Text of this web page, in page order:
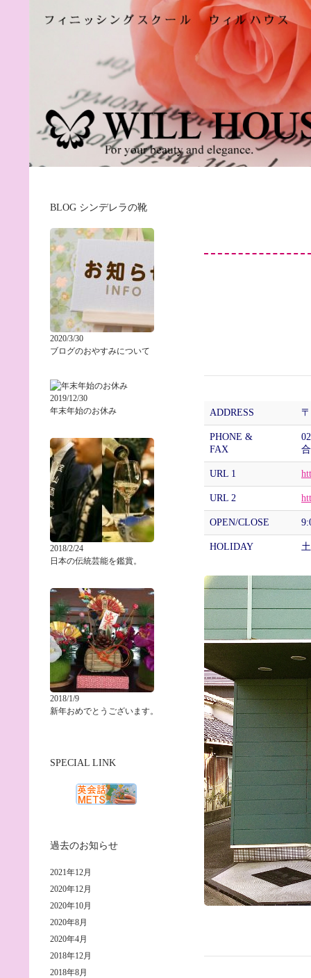
ADDRESS
PHONE &
FAX
URL 1
URL 2
OPEN/CLOSE
HOLIDAY
BLOG シンデレラの靴
2020/3/30
ブログのおやすみについて
2019/12/30
年末年始のお休み
2018/2/24
日本の伝統芸能を鑑賞。
2018/1/9
新年おめでとうございます。
SPECIAL LINK
過去のお知らせ
2021年12月
2020年12月
2020年10月
2020年8月
2020年4月
2018年12月
2018年8月